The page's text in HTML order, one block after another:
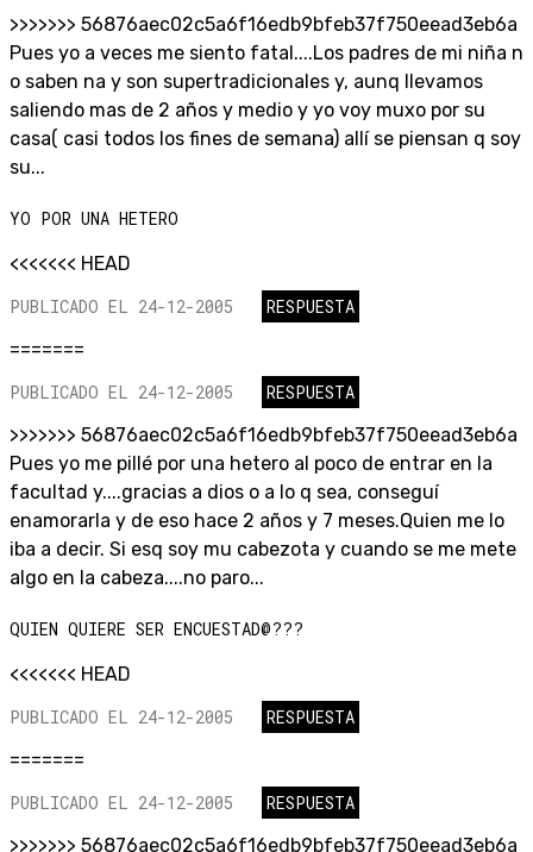
>>>>>>> 56876aec02c5a6f16edb9bfeb37f750eead3eb6a
Pues yo a veces me siento fatal....Los padres de mi niña n
o saben na y son supertradicionales y, aunq llevamos
saliendo mas de 2 años y medio y yo voy muxo por su
casa( casi todos los fines de semana) allí se piensan q soy
su...
YO POR UNA HETERO
<<<<<<< HEAD
PUBLICADO EL 24-12-2005
RESPUESTA
=======
PUBLICADO EL 24-12-2005
RESPUESTA
>>>>>>> 56876aec02c5a6f16edb9bfeb37f750eead3eb6a
Pues yo me pillé por una hetero al poco de entrar en la
facultad y....gracias a dios o a lo q sea, conseguí
enamorarla y de eso hace 2 años y 7 meses.Quien me lo
iba a decir. Si esq soy mu cabezota y cuando se me mete
algo en la cabeza....no paro...
QUIEN QUIERE SER ENCUESTAD@???
<<<<<<< HEAD
PUBLICADO EL 24-12-2005
RESPUESTA
=======
PUBLICADO EL 24-12-2005
RESPUESTA
>>>>>>> 56876aec02c5a6f16edb9bfeb37f750eead3eb6a